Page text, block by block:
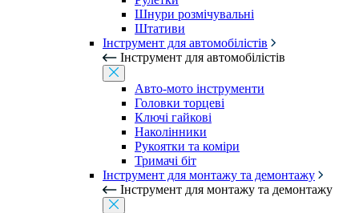
Шнури розмічувальні
Штативи
Інструмент для автомобілістів
Інструмент для автомобілістів
Авто-мото інструменти
Головки торцеві
Ключі гайкові
Наколінники
Рукоятки та коміри
Тримачі біт
Інструмент для монтажу та демонтажу
Інструмент для монтажу та демонтажу